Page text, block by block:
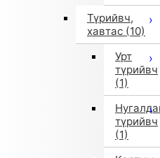
Түрийвч,
хавтас (10)
Урт
түрийвч
(1)
түрийвч
(1)